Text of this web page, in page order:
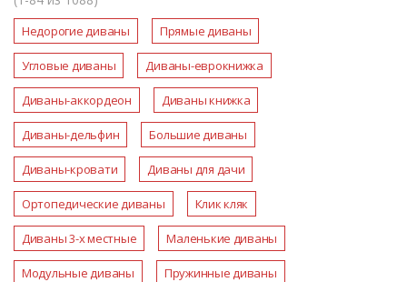
Недорогие диваны Прямые диваны
Угловые диваны Диваны-еврокнижка
Диваны-аккордеон Диваны книжка
Диваны-дельфин Большие диваны
Диваны-кровати Диваны для дачи
Ортопедические диваны Клик кляк
Диваны 3-х местные Маленькие диваны
Модульные диваны Пружинные диваны